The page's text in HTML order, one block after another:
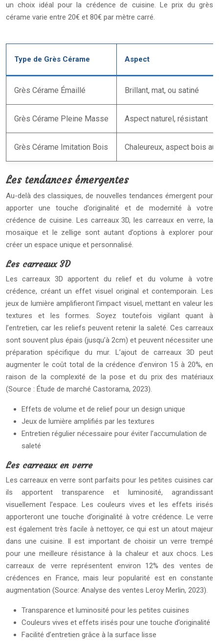
un choix idéal pour la crédence de cuisine. Le prix du grès
cérame varie entre 20€ et 80€ par mètre carré.
Type de Grès Cérame Aspect
Grès Cérame Émaillé Brillant, mat, ou satiné
Grès Cérame Pleine Masse Aspect naturel, résistant
Grès Cérame Imitation Bois Chaleureux, aspect bois
Les tendances émergentes
Au-delà des classiques, de nouvelles tendances émergent pour
apporter une touche d’originalité et de modernité à votre
crédence de cuisine. Les carreaux 3D, les carreaux en verre, la
mosaïque et le zellige sont autant d’options à explorer pour
créer un espace unique et personnalisé.
Les carreaux 3D
Les carreaux 3D apportent du relief et du volume à votre
crédence, créant un effet visuel original et contemporain. Les
jeux de lumière amplifieront l’impact visuel, mettant en valeur les
textures et les formes. Soyez toutefois vigilant quant à
l’entretien, car les reliefs peuvent retenir la saleté. Ces carreaux
sont souvent plus épais (jusqu’à 2cm) et peuvent nécessiter une
préparation spécifique du mur. L’ajout de carreaux 3D peut
augmenter le coût total de la crédence d’environ 15 à 20%, en
raison de la complexité de la pose et du prix des matériaux
(Source : Étude de marché Castorama, 2023).
Effets de volume et de relief pour un design unique
Jeux de lumière amplifiés par les textures
Entretien régulier nécessaire pour éviter l’accumulation de
saleté
Les carreaux en verre
Les carreaux en verre sont parfaits pour les petites cuisines car
ils apportent transparence et luminosité, agrandissant
visuellement l’espace. Les couleurs vives et les effets irisés
apporteront une touche d’originalité à votre crédence. Le verre
est également très facile à nettoyer, ce qui est un atout majeur
dans une cuisine. Il est important de choisir un verre trempé
pour une meilleure résistance à la chaleur et aux chocs. Les
carreaux de verre représentent environ 12% des ventes de
crédences en France, mais leur popularité est en constante
augmentation (Source: Analyse des ventes Leroy Merlin, 2023).
Transparence et luminosité pour les petites cuisines
Couleurs vives et effets irisés pour une touche d’originalité
Facilité d’entretien grâce à la surface lisse